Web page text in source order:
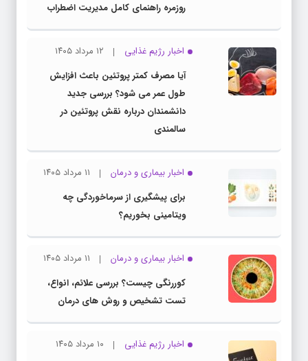
روزمره راهنمای کامل مدیریت اضطراب
اخبار رژیم غذایی
۱۲ مرداد ۱۴۰۵
آیا مصرف کمتر پروتئین باعث افزایش
طول عمر می شود؟ بررسی جدید
دانشمندان درباره نقش پروتئین در
سالمندی
اخبار بیماری و درمان
۱۱ مرداد ۱۴۰۵
برای پیشگیری از سرماخوردگی چه
ویتامینی بخوریم؟
اخبار بیماری و درمان
۱۱ مرداد ۱۴۰۵
کوررنگی چیست؟ بررسی علائم، انواع،
تست تشخیص و روش های درمان
اخبار رژیم غذایی
۱۰ مرداد ۱۴۰۵